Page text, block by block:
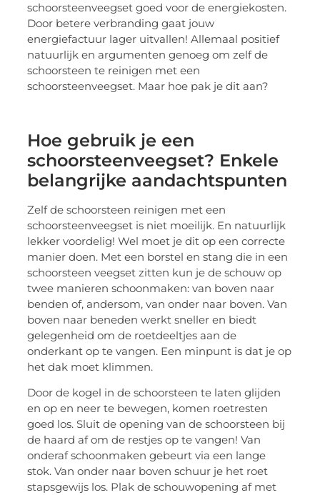
schoorsteenveegset goed voor de energiekosten.
Door betere verbranding gaat jouw
energiefactuur lager uitvallen! Allemaal positief
natuurlijk en argumenten genoeg om zelf de
schoorsteen te reinigen met een
schoorsteenveegset. Maar hoe pak je dit aan?
Hoe gebruik je een
schoorsteenveegset? Enkele
belangrijke aandachtspunten
Zelf de schoorsteen reinigen met een
schoorsteenveegset is niet moeilijk. En natuurlijk
lekker voordelig! Wel moet je dit op een correcte
manier doen. Met een borstel en stang die in een
schoorsteen veegset zitten kun je de schouw op
twee manieren schoonmaken: van boven naar
benden of, andersom, van onder naar boven. Van
boven naar beneden werkt sneller en biedt
gelegenheid om de roetdeeltjes aan de
onderkant op te vangen. Een minpunt is dat je op
het dak moet klimmen.
Door de kogel in de schoorsteen te laten glijden
en op en neer te bewegen, komen roetresten
goed los. Sluit de opening van de schoorsteen bij
de haard af om de restjes op te vangen! Van
onderaf schoonmaken gebeurt via een lange
stok. Van onder naar boven schuur je het roet
stapsgewijs los. Plak de schouwopening af met